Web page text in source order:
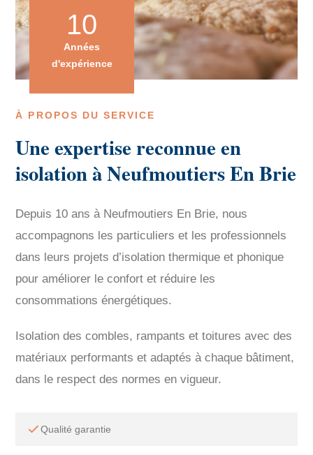
À PROPOS DU SERVICE
Une expertise reconnue en
isolation à Neufmoutiers En Brie
Depuis 10 ans à Neufmoutiers En Brie, nous
accompagnons les particuliers et les professionnels
dans leurs projets d’isolation thermique et phonique
pour améliorer le confort et réduire les
consommations énergétiques.
Isolation des combles, rampants et toitures avec des
matériaux performants et adaptés à chaque bâtiment,
dans le respect des normes en vigueur.
Qualité garantie
10
Années
d'expérience